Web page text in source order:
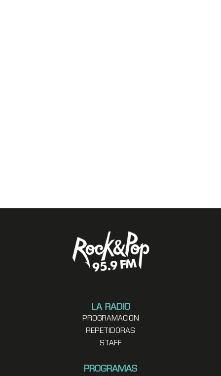
LA RADIO
PROGRAMACION
REPETIDORAS
STAFF
PROGRAMAS